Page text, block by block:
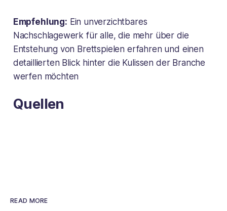
Empfehlung: Ein unverzichtbares
Nachschlagewerk für alle, die mehr über die
Entstehung von Brettspielen erfahren und einen
detaillierten Blick hinter die Kulissen der Branche
werfen möchten
Quellen
READ MORE